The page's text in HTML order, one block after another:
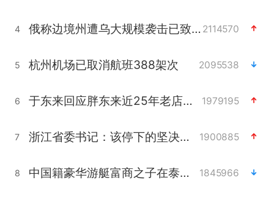
4 俄称边境州遭乌大规模袭击已致13伤 2114570
5 杭州机场已取消航班388架次 2095538
6 于东来回应胖东来近25年老店年底关闭 1979195
7 浙江省委书记：该停下的坚决停下来 1900885
8 中国籍豪华游艇富商之子在泰国被杀 1845966